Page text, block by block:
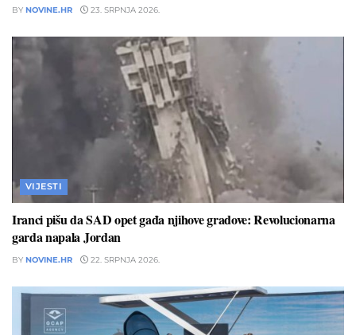
BY NOVINE.HR 23. SRPNJA 2026.
VIJESTI
Iranci pišu da SAD opet gađa njihove gradove: Revolucionarna
garda napala Jordan
BY NOVINE.HR 22. SRPNJA 2026.